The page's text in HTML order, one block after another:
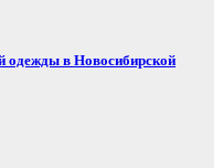
одежды в Новосибирской